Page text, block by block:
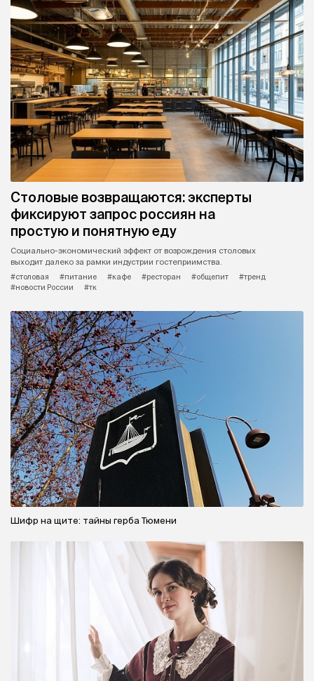
Столовые возвращаются: эксперты
фиксируют запрос россиян на
простую и понятную еду
Социально-экономический эффект от возрождения столовых
выходит далеко за рамки индустрии гостеприимства.
#столовая
#питание #кафе #ресторан #общепит
#тренд
#новости России
#тк
Шифр на щите: тайны герба Тюмени